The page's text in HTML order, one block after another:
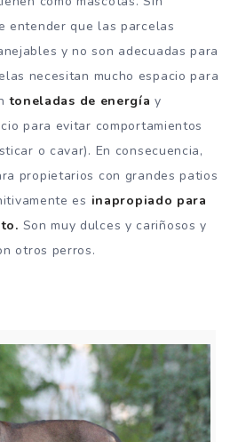
entender que las parcelas
y no son adecuadas para
necesitan mucho espacio para
toneladas de energía y
para evitar comportamientos
o cavar). En consecuencia,
propietarios con grandes patios
es inapropiado para
Son muy dulces y cariñosos y
otros perros.